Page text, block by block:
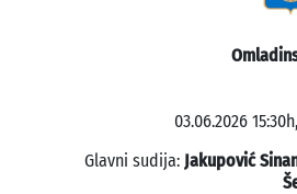
03.06.2026
Glavni sudija: Jakupović